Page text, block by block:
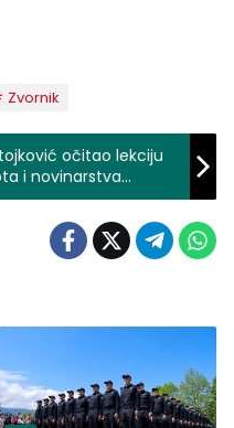
Zvornik
očitao lekciju
i novinarstva